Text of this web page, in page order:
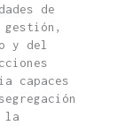
de
gestión,
y del
capaces
la